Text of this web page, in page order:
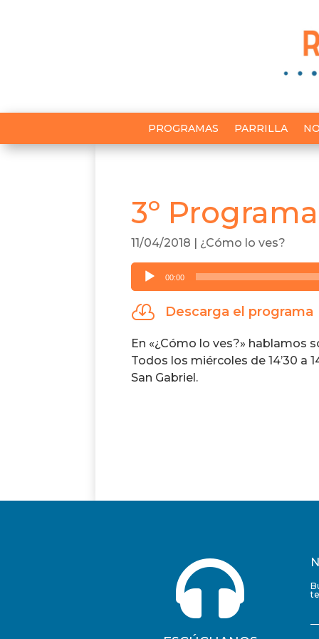
PROGRAMAS PARRILLA
3º Programa
11/04/2018
¿Cómo lo ves?
Reproductor
de
audio
00:00
 Descarga el programa
En «¿Cómo lo ves?» hablamos
Todos los miércoles de 14’30 a
San Gabriel.
